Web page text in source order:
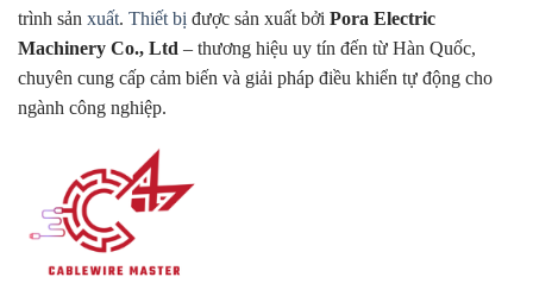
trình sản xuất. Thiết bị được sản xuất bởi Pora Electric
Machinery Co., Ltd – thương hiệu uy tín đến từ Hàn Quốc,
chuyên cung cấp cảm biến và giải pháp điều khiển tự động cho
ngành công nghiệp.